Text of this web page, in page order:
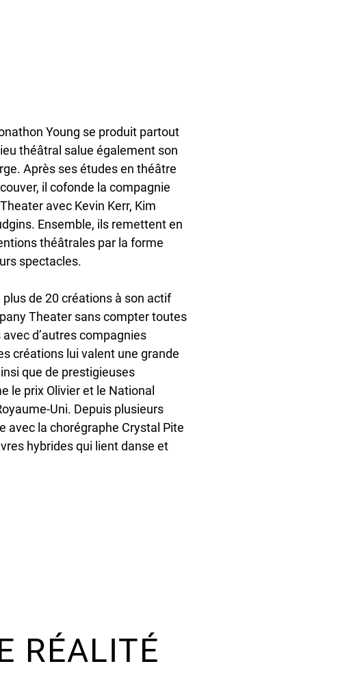
Young se produit partout
théâtral salue également son
Après ses études en théâtre
il cofonde la compagnie
avec Kevin Kerr, Kim
Ensemble, ils remettent en
théâtrales par la forme
spectacles.
de 20 créations à son actif
Theater sans compter toutes
d’autres compagnies
créations lui valent une grande
que de prestigieuses
le prix Olivier et le National
Uni. Depuis plusieurs
avec la chorégraphe Crystal Pite
hybrides qui lient danse et
RÉALITÉ